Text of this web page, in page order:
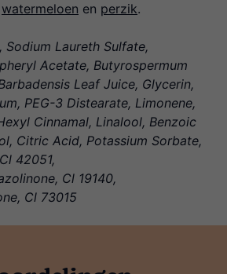
watermeloen en perzik.
Sodium Laureth Sulfate,
Acetate, Butyrospermum
Leaf Juice, Glycerin,
PEG-3 Distearate, Limonene,
Cinnamal, Linalool, Benzoic
Citric Acid, Potassium Sorbate,
42051,
Cl 19140,
Cl 73015